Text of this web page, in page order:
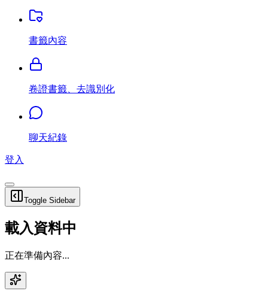
書籤內容
卷證書籤、去識別化
聊天紀錄
登入
Toggle Sidebar
載入資料中
正在準備內容...